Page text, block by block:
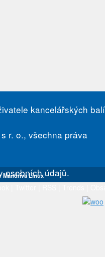
kancelářských
r. o., všechna práva
osobních údajů.
Mandriva Linux